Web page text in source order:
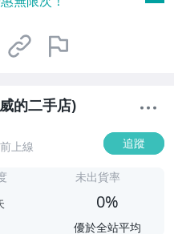
的二手店)
上線 追蹤
未出貨率
0%
優於全站平均